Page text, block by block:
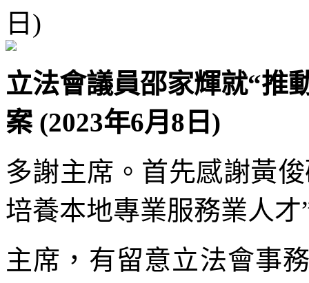
日)
立法會議員邵家輝就“推
案 (2023年6月8日)
多謝主席。首先感謝黃
培養本地專業服務業人才
主席，有留意立法會事